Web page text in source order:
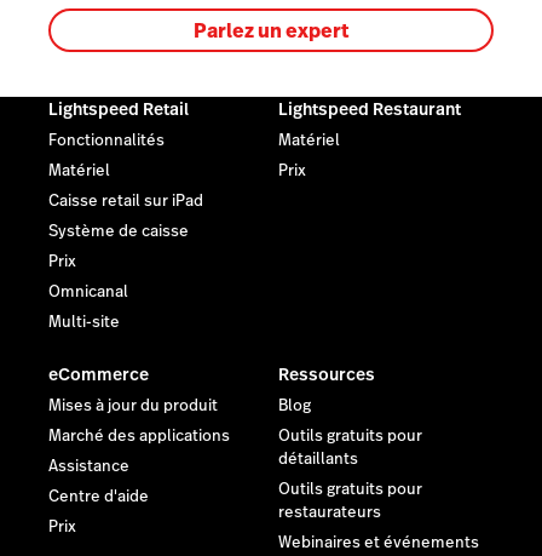
Parlez un expert
Lightspeed Retail
Fonctionnalités
Matériel
Caisse retail sur iPad
Système de caisse
Prix
Omnicanal
Multi-site
Lightspeed Restaurant
Matériel
Prix
eCommerce
Mises à jour du produit
Marché des applications
Assistance
Centre d'aide
Prix
Ressources
Blog
Outils gratuits pour
détaillants
Outils gratuits pour
restaurateurs
Webinaires et événements